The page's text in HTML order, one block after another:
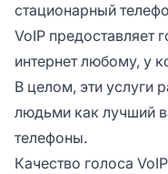
стационарный
VoIP предоставляет
интернет любому, у
В целом, эти услуги
людьми как лучший
телефоны.
Качество голоса